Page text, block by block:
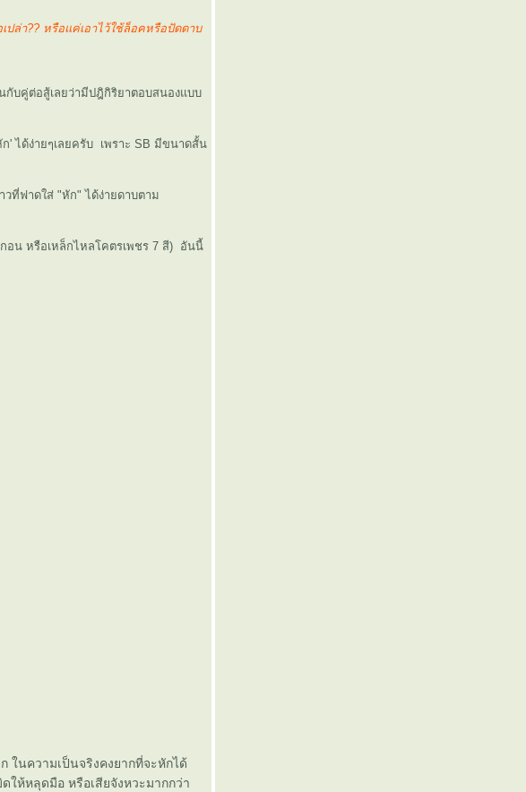
ปล่า?? หรือแค่เอาไว้ใช้ล็อคหรือปัดดาบ
กับคู่ต่อสู้เลยว่ามีปฎิกิริยาตอบสนองแบบ
ได้ง่ายๆเลยครับ เพราะ SB มีขนาดสั้น
ที่ฟาดใส่ "หัก" ได้ง่ายดาบตาม
อน หรือเหล็กไหลโคตรเพชร 7 สี) อันนี้
ในความเป็นจริงคงยากที่จะหักได้
ห้หลุดมือ หรือเสียจังหวะมากกว่า